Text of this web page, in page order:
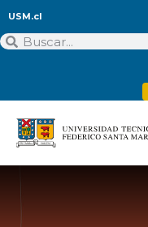
USM.cl